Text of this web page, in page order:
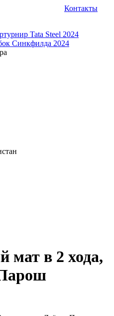
Контакты
Tata Steel 2024
Синкфилда 2024
мат в 2 хода,